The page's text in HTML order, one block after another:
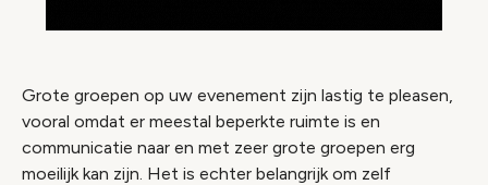
Grote groepen op uw evenement zijn lastig te pleasen,
vooral omdat er meestal beperkte ruimte is en
communicatie naar en met zeer grote groepen erg
moeilijk kan zijn. Het is echter belangrijk om zelf